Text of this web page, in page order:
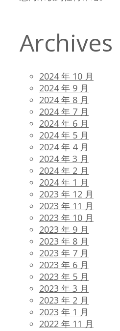
Archives
2024 年 10 月
2024 年 9 月
2024 年 8 月
2024 年 7 月
2024 年 6 月
2024 年 5 月
2024 年 4 月
2024 年 3 月
2024 年 2 月
2024 年 1 月
2023 年 12 月
2023 年 11 月
2023 年 10 月
2023 年 9 月
2023 年 8 月
2023 年 7 月
2023 年 6 月
2023 年 5 月
2023 年 3 月
2023 年 2 月
2023 年 1 月
2022 年 11 月